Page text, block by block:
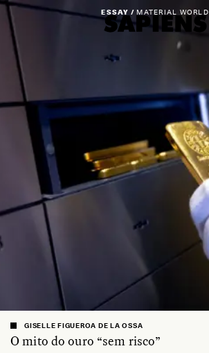
ESSAY / MATERIAL WORLD
O mito do ouro “sem risco”
GISELLE FIGUEROA DE LA OSSA